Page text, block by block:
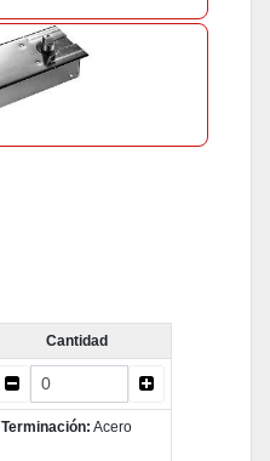
Cantidad
Terminación: Acero